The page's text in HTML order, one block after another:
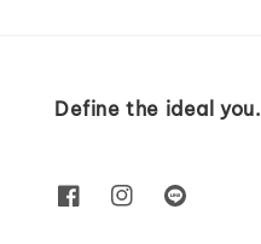
Define the ideal you.